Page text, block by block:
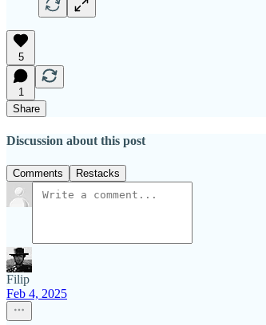
5
1
Share
Discussion about this post
Comments Restacks
Filip
Feb 4, 2025